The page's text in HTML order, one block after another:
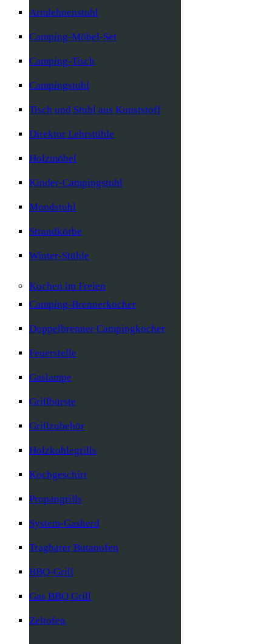
Armlehnenstuhl
Camping-Möbel-Set
Camping-Tisch
Campingstuhl
Tisch und Stuhl aus Kunststoff
Direktor Lehrstühle
Holzmöbel
Kinder-Campingstuhl
Mondstuhl
Strandkörbe
Winter-Stühle
Kochen im Freien
Camping-Brennerkocher
Doppelbrenner Campingkocher
Feuerstelle
Gaslampe
Grillbürste
Grillzubehör
Holzkohlegrills
Kochgeschirr
Propangrills
System-Gasherd
Tragbarer Butanofen
BBQ-Grill
Gas BBQ Grill
Zeltofen